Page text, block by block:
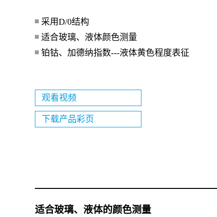
采用D/0结构
适合玻璃、液体颜色测量
铂钴、加德纳指数---液体黄色程度表征
观看视频
下载产品彩页
适合玻璃、液体的颜色测量